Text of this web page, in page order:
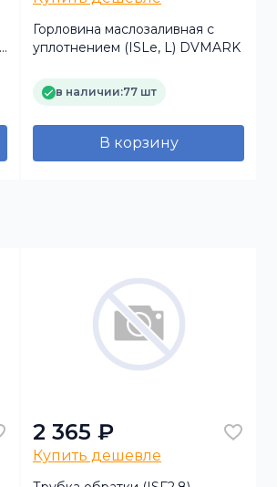
Горловина маслозаливная с
уплотнением (ISLe, L) DVMARK
в наличии:77 шт
В корзину
2 365 ₽
Купить дешевле